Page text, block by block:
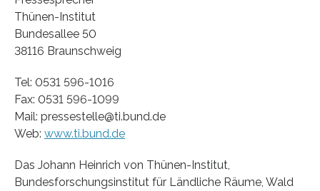
Thünen-Institut
Bundesallee 50
38116 Braunschweig
Tel: 0531 596-1016
Fax: 0531 596-1099
Mail: pressestelle@ti.bund.de
Web: www.ti.bund.de
Das Johann Heinrich von Thünen-Institut,
Bundesforschungsinstitut für Ländliche Räume, Wald